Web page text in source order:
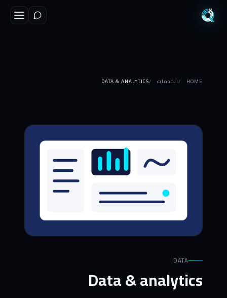
HOME الخدمات DATA & ANALYTICS
DATA
Data & analytics